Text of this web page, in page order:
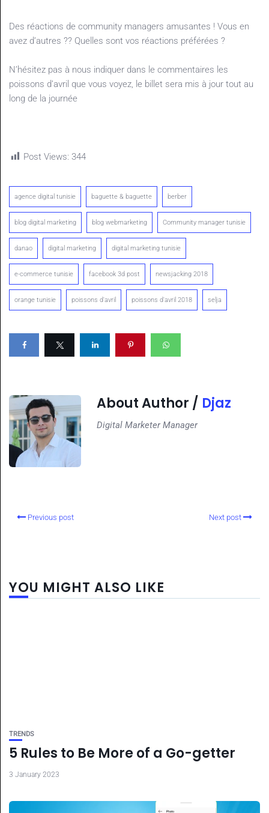
Des réactions de community managers amusantes ! Vous en
avez d’autres ?? Quelles sont vos réactions préférées ?
N’hésitez pas à nous indiquer dans le commentaires les
poissons d’avril que vous voyez, le billet sera mis à jour tout au
long de la journée
Post Views: 344
agence digital tunisie baguette & baguette berber
blog digital marketing blog webmarketing Community manager tunisie
danao digital marketing digital marketing tunisie
e-commerce tunisie facebook 3d post newsjacking 2018
orange tunisie poissons d'avril poissons d'avril 2018 selja
About Author / Djaz
Digital Marketer Manager
Previous post Next post
YOU MIGHT ALSO LIKE
TRENDS
5 Rules to Be More of a Go-getter
3 January 2023